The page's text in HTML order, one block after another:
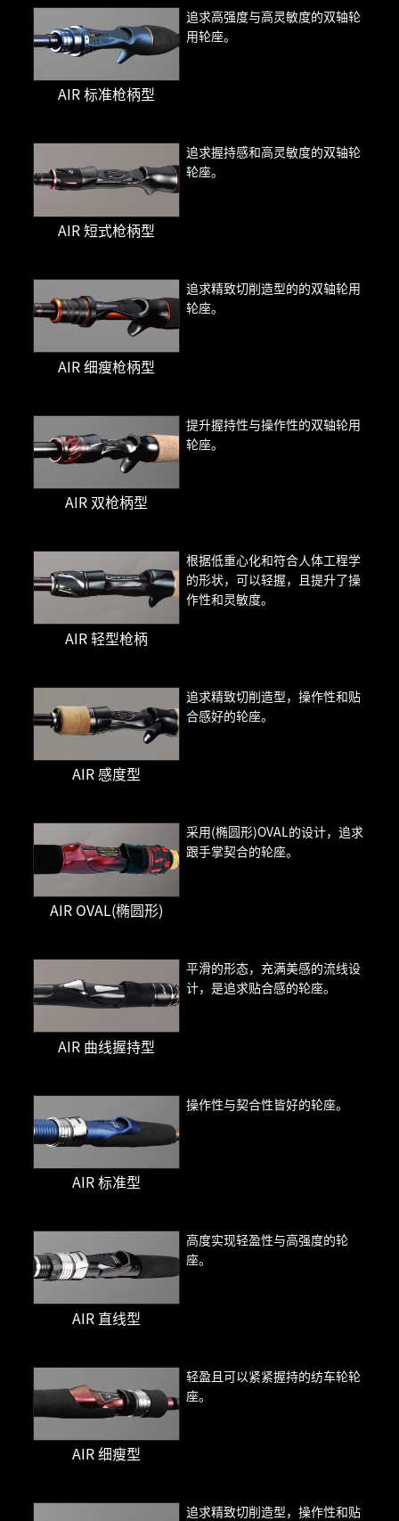
AIR 标准枪柄型
追求高强度与高灵敏度的双轴轮
用轮座。
AIR 短式枪柄型
追求握持感和高灵敏度的双轴轮
轮座。
AIR 细瘦枪柄型
追求精致切削造型的的双轴轮用
轮座。
AIR 双枪柄型
提升握持性与操作性的双轴轮用
轮座。
AIR 轻型枪柄
根据低重心化和符合人体工程学
的形状，可以轻握，且提升了操
作性和灵敏度。
AIR 感度型
追求精致切削造型，操作性和贴
合感好的轮座。
AIR OVAL(椭圆形)
采用(椭圆形)OVAL的设计，追求
跟手掌契合的轮座。
AIR 曲线握持型
平滑的形态，充满美感的流线设
计，是追求贴合感的轮座。
AIR 标准型
操作性与契合性皆好的轮座。
AIR 直线型
高度实现轻盈性与高强度的轮
座。
AIR 细瘦型
轻盈且可以紧紧握持的纺车轮轮
座。
追求精致切削造型，操作性和贴